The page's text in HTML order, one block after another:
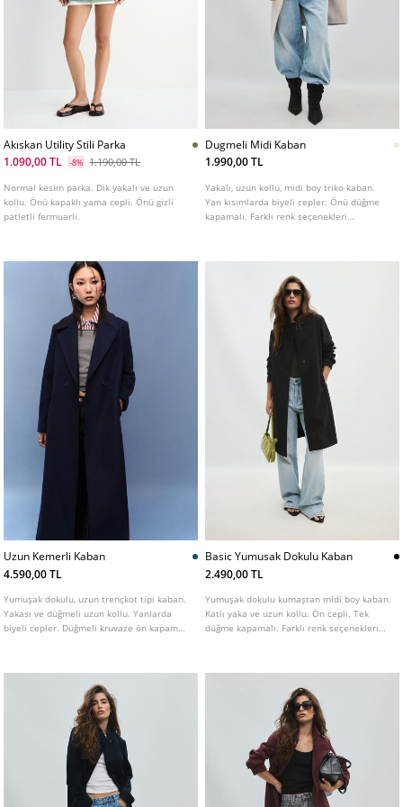
Akıskan Utility Stili Parka
1.090,00 TL
-8% 1.190,00 TL
Normal kesim parka. Dik yakalı ve uzun
kollu. Önü kapaklı yama cepli. Önü gizli
patletli fermuarlı.
Dugmeli Midi Kaban
1.990,00 TL
Yakalı, uzun kollu, midi boy triko kaban.
Yan kısımlarda biyeli cepler. Önü düğme
kapamalı. Farklı renk seçenekleri
Uzun Kemerli Kaban
4.590,00 TL
Yumuşak dokulu, uzun trençkot tipi kaban.
Yakası ve düğmeli uzun kollu. Yanlarda
biyeli cepler. Düğmeli kruvaze ön kapama
Basic Yumusak Dokulu Kaban
2.490,00 TL
Yumuşak dokulu kumaştan midi boy kaban.
Katlı yaka ve uzun kollu. Ön cepli. Tek
düğme kapamalı. Farklı renk seçenekleri